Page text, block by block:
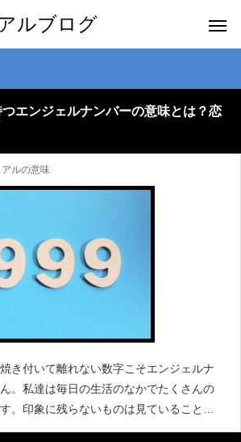
ルブログ
エンジェルナンバーの意味とは？恋
ルの意味
き付いて離れない数字こそエンジェルナ
。私達は毎日の生活のなかでたくさんの
。印象に残らないものは見ていることす
そんななかでずっと残っている数字をエ